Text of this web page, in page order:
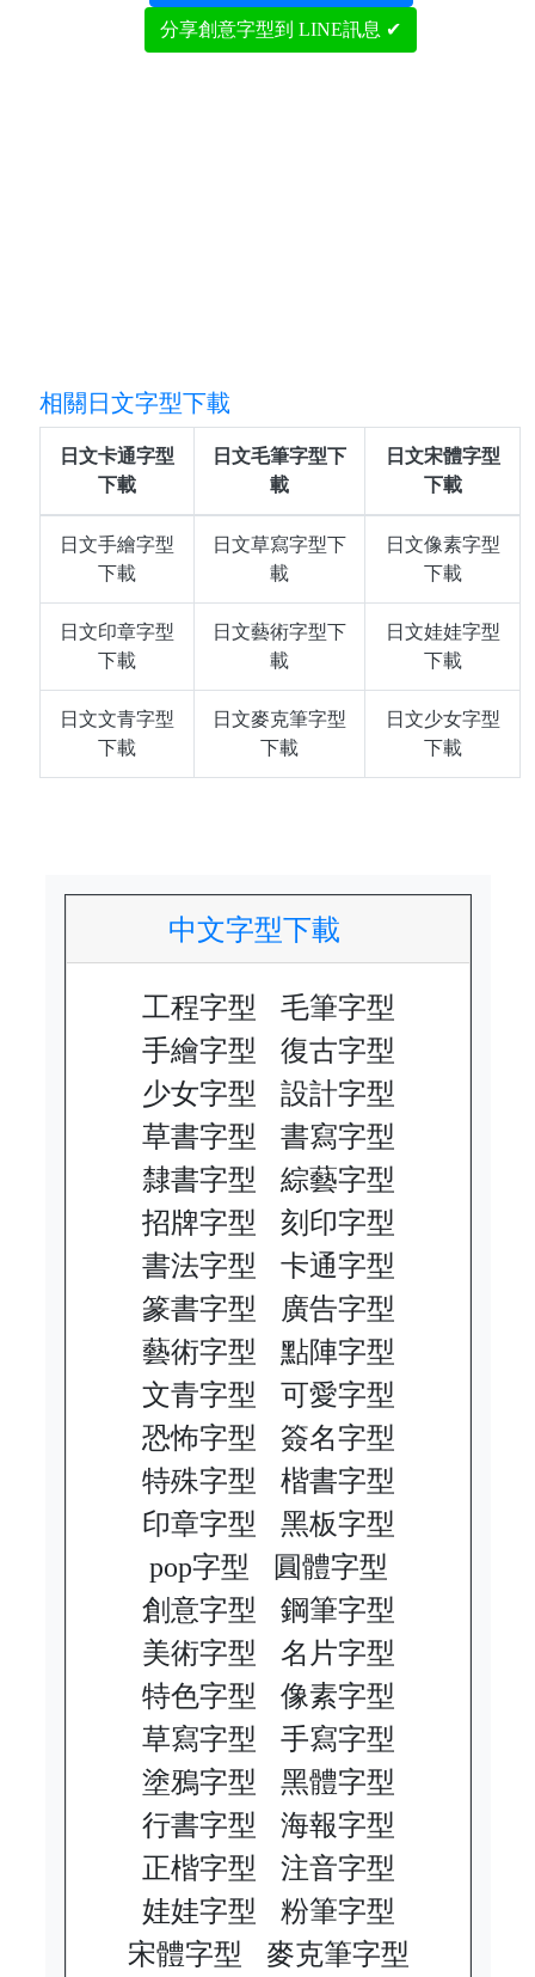
分享創意字型到 LINE訊息 ✔
相關日文字型下載
日文卡通字型
下載
日文毛筆字型下
載
日文宋體字型
下載
日文手繪字型
下載
日文草寫字型下
載
日文像素字型
下載
日文印章字型
下載
日文藝術字型下
載
日文娃娃字型
下載
日文文青字型
下載
日文麥克筆字型
下載
日文少女字型
下載
中文字型下載
工程字型
毛筆字型
手繪字型
復古字型
少女字型
設計字型
草書字型
書寫字型
隸書字型
綜藝字型
招牌字型
刻印字型
書法字型
卡通字型
篆書字型
廣告字型
藝術字型
點陣字型
文青字型
可愛字型
恐怖字型
簽名字型
特殊字型
楷書字型
印章字型
黑板字型
pop字型
圓體字型
創意字型
鋼筆字型
美術字型
名片字型
特色字型
像素字型
草寫字型
手寫字型
塗鴉字型
黑體字型
行書字型
海報字型
正楷字型
注音字型
娃娃字型
粉筆字型
宋體字型
麥克筆字型